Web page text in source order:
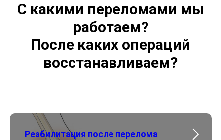
С какими переломами мы
работаем?
После каких операций
восстанавливаем?
Реабилитация после перелома